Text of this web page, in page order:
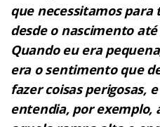
que necessitamos
desde o nascimento
Quando eu era
era o sentimento que
fazer coisas perigosas,
entendia, por exemplo,